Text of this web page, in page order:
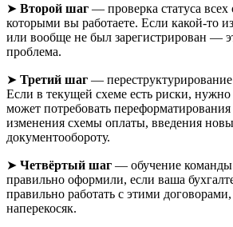
➤ Второй шаг — проверка статуса всех
которыми вы работаете. Если какой-то
или вообще не был зарегистрирован —
проблема.
➤ Третий шаг — переструктурирование
Если в текущей схеме есть риски,
может потребовать переформатирования
изменения схемы оплаты, введения
документообороту.
➤ Четвёртый шаг — обучение
правильно оформили, если ваша
правильно работать с этими
наперекосяк.